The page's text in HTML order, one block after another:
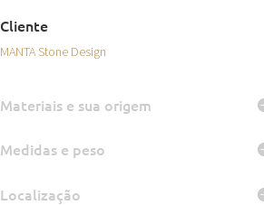
Cliente
MANTA Stone Design
Materiais e sua origem
Medidas e peso
Localização